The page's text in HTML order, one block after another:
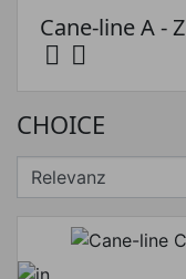
Preis von
Cane-line A - Z
 
CHOICE